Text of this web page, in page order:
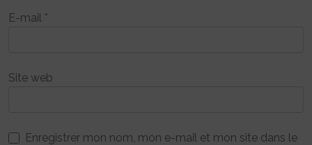
E-mail *
Site web
Enregistrer mon nom, mon e-mail et mon site dans le